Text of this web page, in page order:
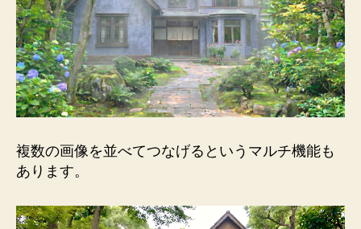
複数の画像を並べてつなげるというマルチ機能も
あります。